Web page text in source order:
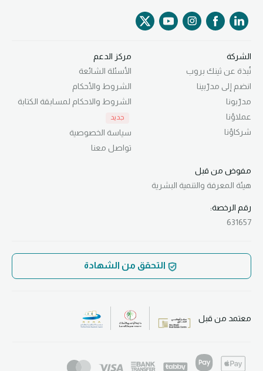
الشركة
نُبذة عن ثينك بروب
انضم إلى مدرّبينا
مدرّبونا
عملاؤنا
شركاؤنا
مركز الدعم
الأسئلة الشائعة
الشروط والأحكام
الشروط والاحكام لمسابقة الكتابة
جديد
سياسة الخصوصية
تواصل معنا
مفوض من قبل
هيئة المعرفة والتنمية البشرية
رقم الرخصة:
631657
التحقق من الشهادة
معتمد من قبل